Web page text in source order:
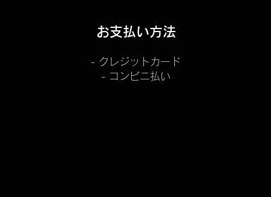
お支払い方法
- クレジットカード
- コンビニ払い